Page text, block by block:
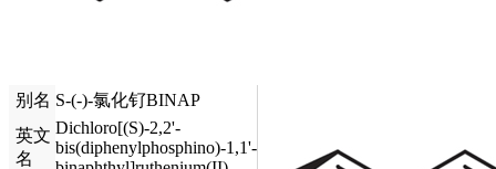
别名 S-(-)-氯化钌BINAP
英文
名
Dichloro[(S)-2,2'-
bis(diphenylphosphino)-1,1'-